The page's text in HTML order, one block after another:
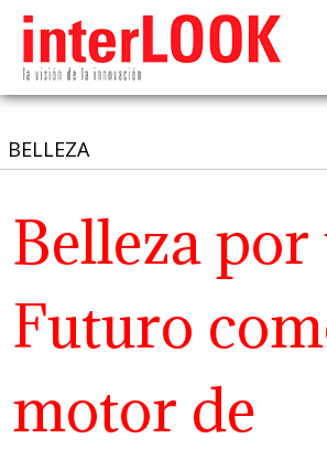
BELLEZA
Belleza
Futuro
motor de